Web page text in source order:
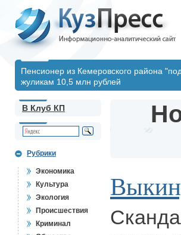
Пенсионер из Кемеровского района
жуликам 10,5 млн рублей
В Клуб КП
Рубрики
Экономика
Культура
Экология
Происшествия
Криминал